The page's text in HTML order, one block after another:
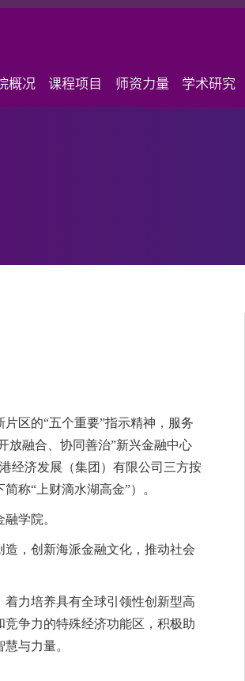
概况 课程项目 师资力量 学术研究
区的“五个重要”指示精神，服务
放融合、协同善治”新兴金融中心
经济发展（集团）有限公司三方按
称“上财滴水湖高金”）。
学院。
造，创新海派金融文化，推动社会
力培养具有全球引领性创新型高
争力的特殊经济功能区，积极助
与力量。